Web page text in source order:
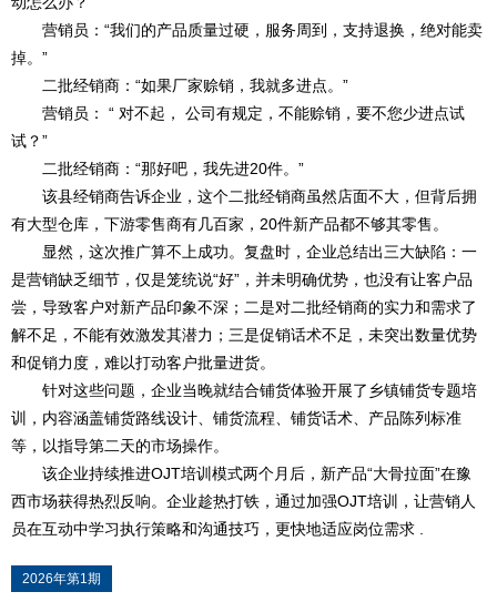
营销员：“我们的产品质量过硬，服务周到，支持退换，绝对能卖
掉。”
二批经销商：“如果厂家赊销，我就多进点。”
营销员： “ 对不起， 公司有规定，不能赊销，要不您少进点试
试？”
二批经销商：“那好吧，我先进20件。”
该县经销商告诉企业，这个二批经销商虽然店面不大，但背后拥
有大型仓库，下游零售商有几百家，20件新产品都不够其零售。
显然，这次推广算不上成功。复盘时，企业总结出三大缺陷：一
是营销缺乏细节，仅是笼统说“好”，并未明确优势，也没有让客户品
尝，导致客户对新产品印象不深；二是对二批经销商的实力和需求了
解不足，不能有效激发其潜力；三是促销话术不足，未突出数量优势
和促销力度，难以打动客户批量进货。
针对这些问题，企业当晚就结合铺货体验开展了乡镇铺货专题培
训，内容涵盖铺货路线设计、铺货流程、铺货话术、产品陈列标准
等，以指导第二天的市场操作。
该企业持续推进OJT培训模式两个月后，新产品“大骨拉面”在豫
西市场获得热烈反响。企业趁热打铁，通过加强OJT培训，让营销人
员在互动中学习执行策略和沟通技巧，更快地适应岗位需求 .
2026年第1期